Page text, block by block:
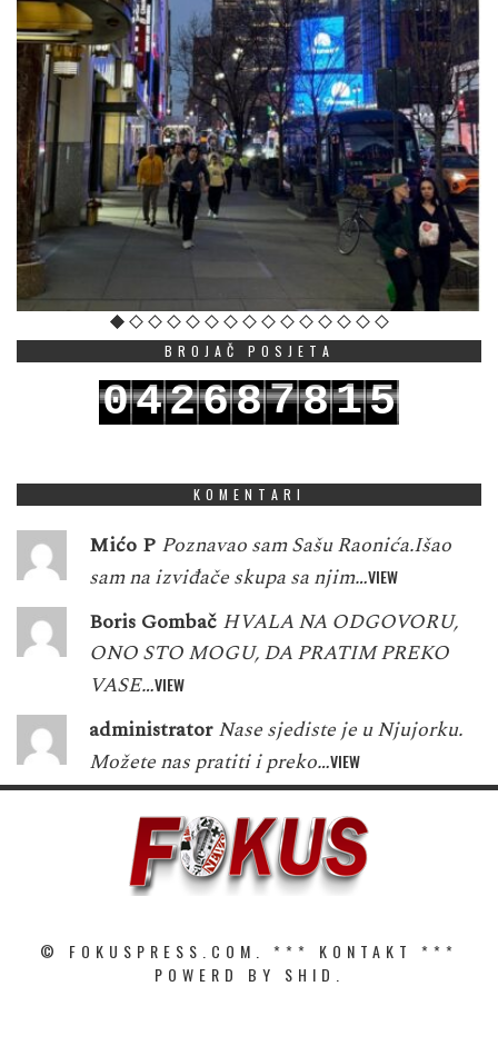
BROJAČ POSJETA
042687815
KOMENTARI
Mićo P Poznavao sam Sašu Raonića.Išao
sam na izviđače skupa sa njim…VIEW
Boris Gombač HVALA NA ODGOVORU,
ONO STO MOGU, DA PRATIM PREKO
VASE…VIEW
administrator Nase sjediste je u Njujorku.
Možete nas pratiti i preko…VIEW
© FOKUSPRESS.COM. *** KONTAKT
***
POWERD BY SHID.